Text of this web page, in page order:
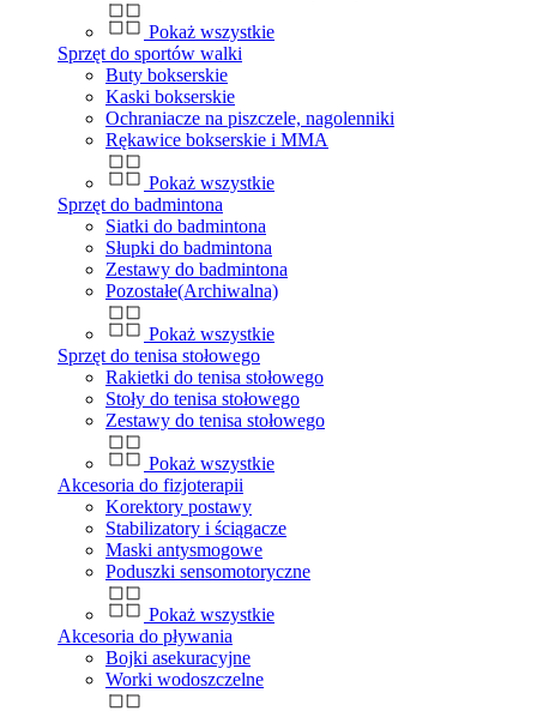
Pokaż wszystkie
Sprzęt do sportów walki
Buty bokserskie
Kaski bokserskie
Ochraniacze na piszczele, nagolenniki
Rękawice bokserskie i MMA
Pokaż wszystkie
Sprzęt do badmintona
Siatki do badmintona
Słupki do badmintona
Zestawy do badmintona
Pozostałe(Archiwalna)
Pokaż wszystkie
Sprzęt do tenisa stołowego
Rakietki do tenisa stołowego
Stoły do tenisa stołowego
Zestawy do tenisa stołowego
Pokaż wszystkie
Akcesoria do fizjoterapii
Korektory postawy
Stabilizatory i ściągacze
Maski antysmogowe
Poduszki sensomotoryczne
Pokaż wszystkie
Akcesoria do pływania
Bojki asekuracyjne
Worki wodoszczelne